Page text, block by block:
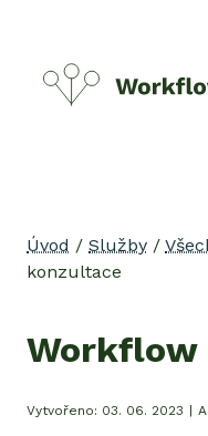
Úvod / Služby /
konzultace
Workflow
Vytvořeno: 03. 06. 2023 |